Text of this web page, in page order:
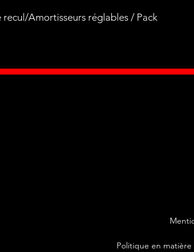
Amortisseurs réglables / Pack
Politique en